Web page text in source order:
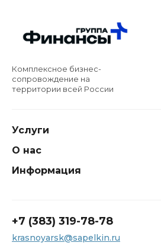
Комплексное бизнес-
сопровождение на
территории всей России
Услуги
О нас
Информация
+7 (383) 319-78-78
krasnoyarsk@sapelkin.ru